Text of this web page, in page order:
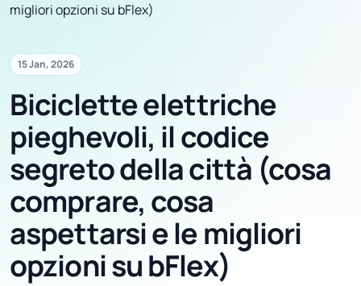
migliori opzioni su bFlex)
15 Jan, 2026
Biciclette elettriche
pieghevoli, il codice
segreto della città (cosa
comprare, cosa
aspettarsi e le migliori
opzioni su bFlex)